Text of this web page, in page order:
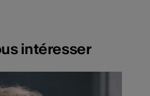
intéresser